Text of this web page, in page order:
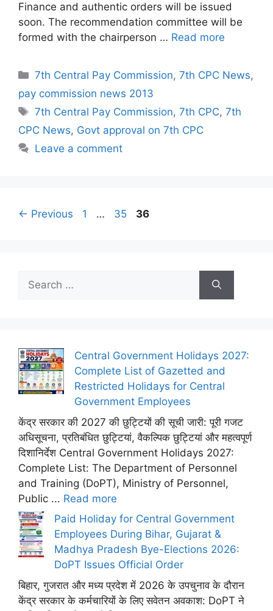
Finance and authentic orders will be issued
soon. The recommendation committee will be
formed with the chairperson … Read more
Categories
7th Central Pay Commission,7th CPC News,
pay commission news 2013
Tags
7th Central Pay Commission,7th CPC,7th
CPC News, Govt approval on 7th CPC
Leave a comment
← Previous Page
1 … Page
35 Page
36
Search
for:
Central Government Holidays 2027:
Complete List of Gazetted and
Restricted Holidays for Central
Government Employees
केंद्र सरकार की 2027 की छुट्टियों की सूची जारी: पूरी गजट
अधिसूचना, प्रतिबंधित छुट्टियां, वैकल्पिक छुट्टियां और महत्वपूर्ण
दिशानिर्देश Central Government Holidays 2027:
Complete List: The Department of Personnel
and Training (DoPT), Ministry of Personnel,
Public ... Read more
Paid Holiday for Central Government
Employees During Bihar, Gujarat &
Madhya Pradesh Bye-Elections 2026:
DoPT Issues Official Order
बिहार, गुजरात और मध्य प्रदेश में 2026 के उपचुनाव के दौरान
केंद्र सरकार के कर्मचारियों के लिए सवेतन अवकाश: DoPT ने